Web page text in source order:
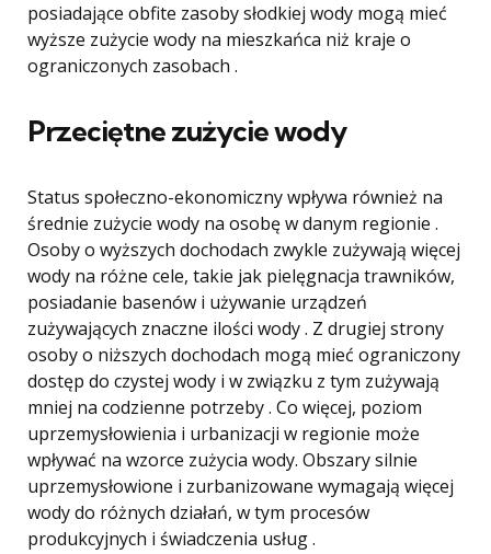
posiadające obfite zasoby słodkiej wody mogą mieć
wyższe zużycie wody na mieszkańca niż kraje o
ograniczonych zasobach .
Przeciętne zużycie wody
Status społeczno-ekonomiczny wpływa również na
średnie zużycie wody na osobę w danym regionie .
Osoby o wyższych dochodach zwykle zużywają więcej
wody na różne cele, takie jak pielęgnacja trawników,
posiadanie basenów i używanie urządzeń
zużywających znaczne ilości wody . Z drugiej strony
osoby o niższych dochodach mogą mieć ograniczony
dostęp do czystej wody i w związku z tym zużywają
mniej na codzienne potrzeby . Co więcej, poziom
uprzemysłowienia i urbanizacji w regionie może
wpływać na wzorce zużycia wody. Obszary silnie
uprzemysłowione i zurbanizowane wymagają więcej
wody do różnych działań, w tym procesów
produkcyjnych i świadczenia usług .